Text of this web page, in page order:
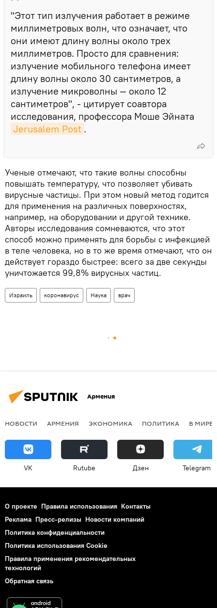
"Этот тип излучения работает в режиме
миллиметровых волн, что означает, что
они имеют длину волны около трех
миллиметров. Просто для сравнения:
излучение мобильного телефона имеет
длину волны около 30 сантиметров, а
излучение микроволны — около 12
сантиметров", - цитирует соавтора
исследования, профессора Моше Эйната
Jerusalem Post .
Ученые отмечают, что такие волны способны
повышать температуру, что позволяет убивать
вирусные частицы. При этом новый метод годится
для применения на различных поверхностях,
например, на оборудовании и другой технике.
Авторы исследования сомневаются, что этот
способ можно применять для борьбы с инфекцией
в теле человека, но в то же время отмечают, что он
действует гораздо быстрее: всего за две секунды
уничтожается 99,8% вирусных частиц.
Израиль коронавирус Наука врач
Армения
НОВОСТИ АРМЕНИЯ ЭКОНОМИКА ПОЛИТИКА В МИРЕ
VK Rutube Дзен Telegram
О проекте Правила использования Контакты
Реклама Пресс-релизы Новости компаний
Политика конфиденциальности
Политика использования Cookie
Правила применения рекомендательных
технологий
Обратная связь